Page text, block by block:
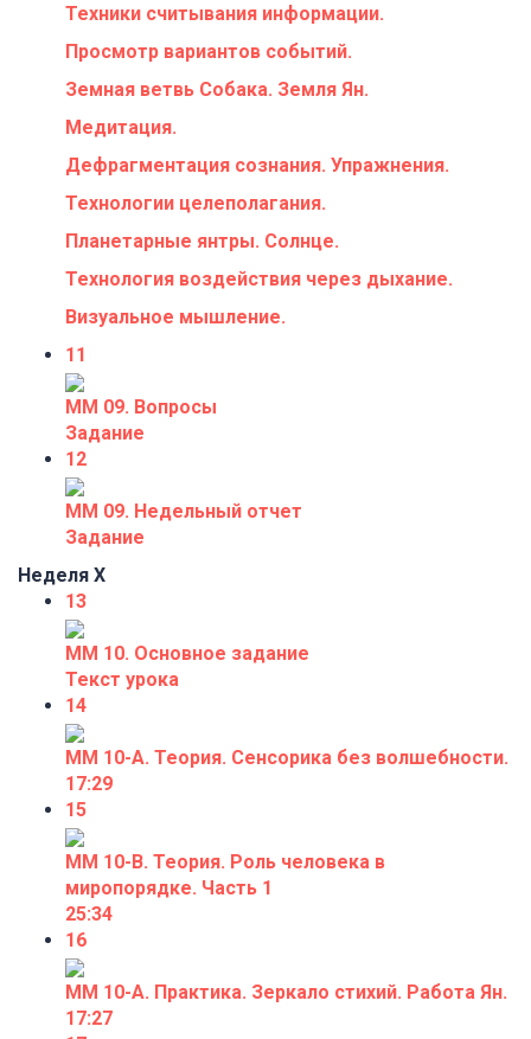
Техники считывания информации.
Просмотр вариантов событий.
Земная ветвь Собака. Земля Ян.
Медитация.
Дефрагментация сознания. Упражнения.
Технологии целеполагания.
Планетарные янтры. Солнце.
Технология воздействия через дыхание.
Визуальное мышление.
11
ММ 09. Вопросы
Задание
12
ММ 09. Недельный отчет
Задание
Неделя X
13
ММ 10. Основное задание
Текст урока
14
ММ 10-А. Теория. Сенсорика без волшебности.
17:29
15
ММ 10-В. Теория. Роль человека в
миропорядке. Часть 1
25:34
16
ММ 10-А. Практика. Зеркало стихий. Работа Ян.
17:27